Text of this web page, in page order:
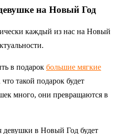
на Новый Год
каждый из нас на Новый
в подарок большие мягкие
такой подарок будет
много, они превращаются в
в Новый Год будет